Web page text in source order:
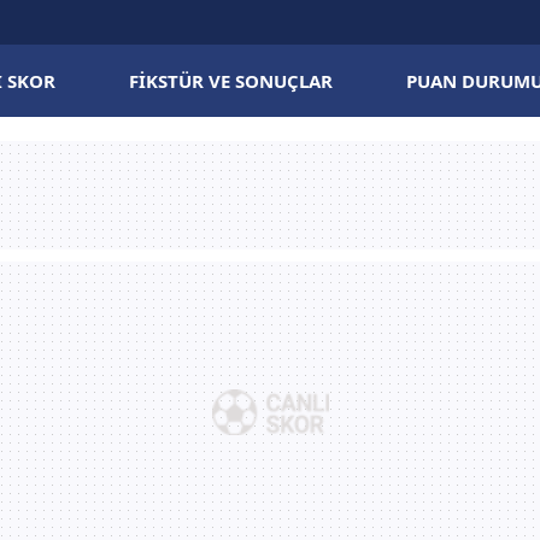
FIKSTÜR VE SONUÇLAR PUAN